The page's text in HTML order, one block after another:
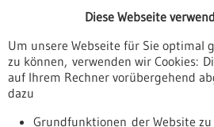
Veranstaltungen
Erscheinungsdatum
Diese Webseite
Um unsere Webseite für Sie optimal
zu können, verwenden wir Cookies:
auf Ihrem Rechner vorübergehend
dazu
Grundfunktionen der Website